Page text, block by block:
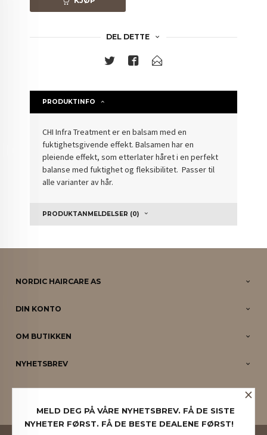
DEL DETTE
PRODUKTINFO
CHI Infra Treatment er en balsam med en
fuktighetsgivende effekt. Balsamen har en
pleiende effekt, som etterlater håret i en perfekt
balanse med fuktighet og fleksibilitet. Passer til
alle varianter av hår.
PRODUKTANMELDELSER (0)
NORDIC HAIRCARE AS
DIN KONTO
OM BUTIKKEN
NYHETSBREV
PARTNERE ×
MELD DEG PÅ VÅRE NYHETSBREV. FÅ DE SISTE
NYHETER FØRST. FÅ DE BESTE DEALENE FØRST!